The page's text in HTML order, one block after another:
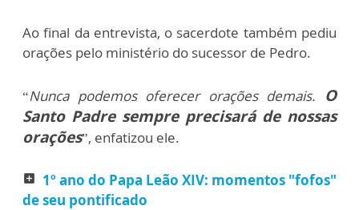
Ao final da entrevista, o sacerdote também pediu
orações pelo ministério do sucessor de Pedro.
“Nunca podemos oferecer orações demais.
O
Santo Padre sempre precisará de nossas
orações”, enfatizou ele.
add_box
1º ano do Papa Leão XIV: momentos "fofos"
de seu pontificado